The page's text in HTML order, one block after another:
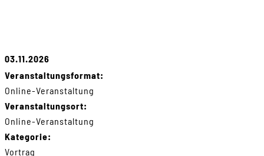
03.11.2026
Veranstaltungsformat:
Online-Veranstaltung
Veranstaltungsort:
Online-Veranstaltung
Kategorie:
Vortrag